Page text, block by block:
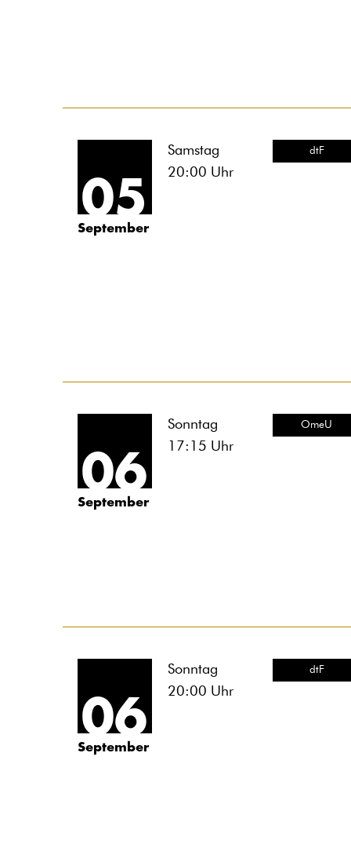
05
September
Samstag
20:00 Uhr
dtF
06
September
Sonntag
17:15 Uhr
OmeU
06
September
Sonntag
20:00 Uhr
dtF